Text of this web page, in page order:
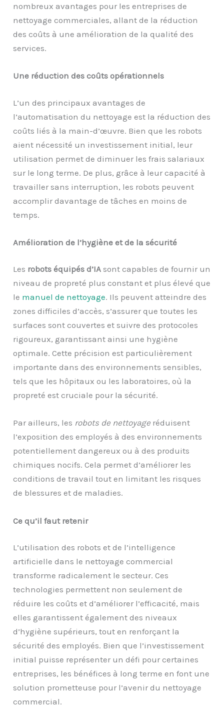
nombreux avantages pour les entreprises de
nettoyage commerciales, allant de la réduction
des coûts à une amélioration de la qualité des
services.
Une réduction des coûts opérationnels
L’un des principaux avantages de
l’automatisation du nettoyage est la réduction des
coûts liés à la main-d’œuvre. Bien que les robots
aient nécessité un investissement initial, leur
utilisation permet de diminuer les frais salariaux
sur le long terme. De plus, grâce à leur capacité à
travailler sans interruption, les robots peuvent
accomplir davantage de tâches en moins de
temps.
Amélioration de l’hygiène et de la sécurité
Les robots équipés d’IA sont capables de fournir un
niveau de propreté plus constant et plus élevé que
le manuel de nettoyage. Ils peuvent atteindre des
zones difficiles d’accès, s’assurer que toutes les
surfaces sont couvertes et suivre des protocoles
rigoureux, garantissant ainsi une hygiène
optimale. Cette précision est particulièrement
importante dans des environnements sensibles,
tels que les hôpitaux ou les laboratoires, où la
propreté est cruciale pour la sécurité.
Par ailleurs, les robots de nettoyage réduisent
l’exposition des employés à des environnements
potentiellement dangereux ou à des produits
chimiques nocifs. Cela permet d’améliorer les
conditions de travail tout en limitant les risques
de blessures et de maladies.
Ce qu’il faut retenir
L’utilisation des robots et de l’intelligence
artificielle dans le nettoyage commercial
transforme radicalement le secteur. Ces
technologies permettent non seulement de
réduire les coûts et d’améliorer l’efficacité, mais
elles garantissent également des niveaux
d’hygiène supérieurs, tout en renforçant la
sécurité des employés. Bien que l’investissement
initial puisse représenter un défi pour certaines
entreprises, les bénéfices à long terme en font une
solution prometteuse pour l’avenir du nettoyage
commercial.